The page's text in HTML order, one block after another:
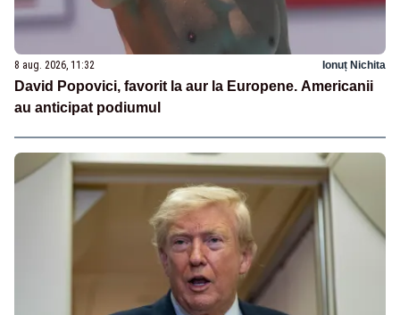
8 aug. 2026, 11:32 Ionuț Nichita
David Popovici, favorit la aur la Europene. Americanii
au anticipat podiumul